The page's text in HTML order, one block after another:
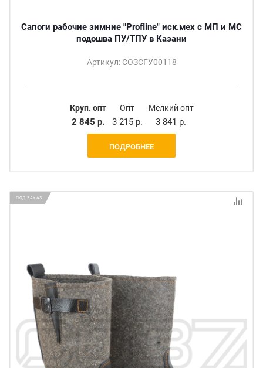
Сапоги рабочие зимние "Profline" иск.мех с МП и МС
подошва ПУ/ТПУ в Казани
Артикул: СОЗСГУ00118
Круп. опт
2 845 р.
Опт
3 215 р.
Мелкий опт
3 841 р.
ПОДРОБНЕЕ
ПОД ЗАКАЗ